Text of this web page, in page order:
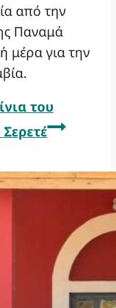
από την
Παναμά
μέρα για την
του